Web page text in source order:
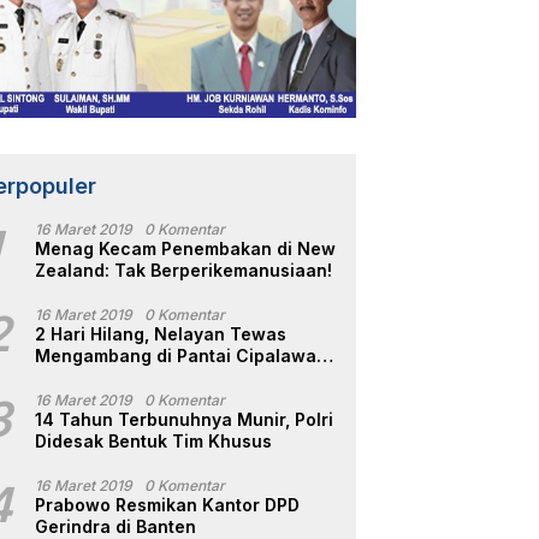
16 Maret 2019 0 Komentar
Menag Kecam Penembakan di New
Zealand: Tak Berperikemanusiaan!
16 Maret 2019 0 Komentar
2 Hari Hilang, Nelayan Tewas
Mengambang di Pantai Cipalawah
16 Maret 2019 0 Komentar
14 Tahun Terbunuhnya Munir, Polri
Didesak Bentuk Tim Khusus
16 Maret 2019 0 Komentar
Prabowo Resmikan Kantor DPD
Gerindra di Banten